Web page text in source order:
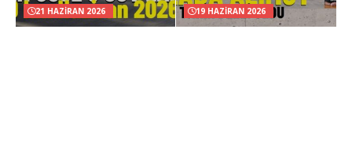
21 HAZIRAN 2026 19 HAZIRAN 2026